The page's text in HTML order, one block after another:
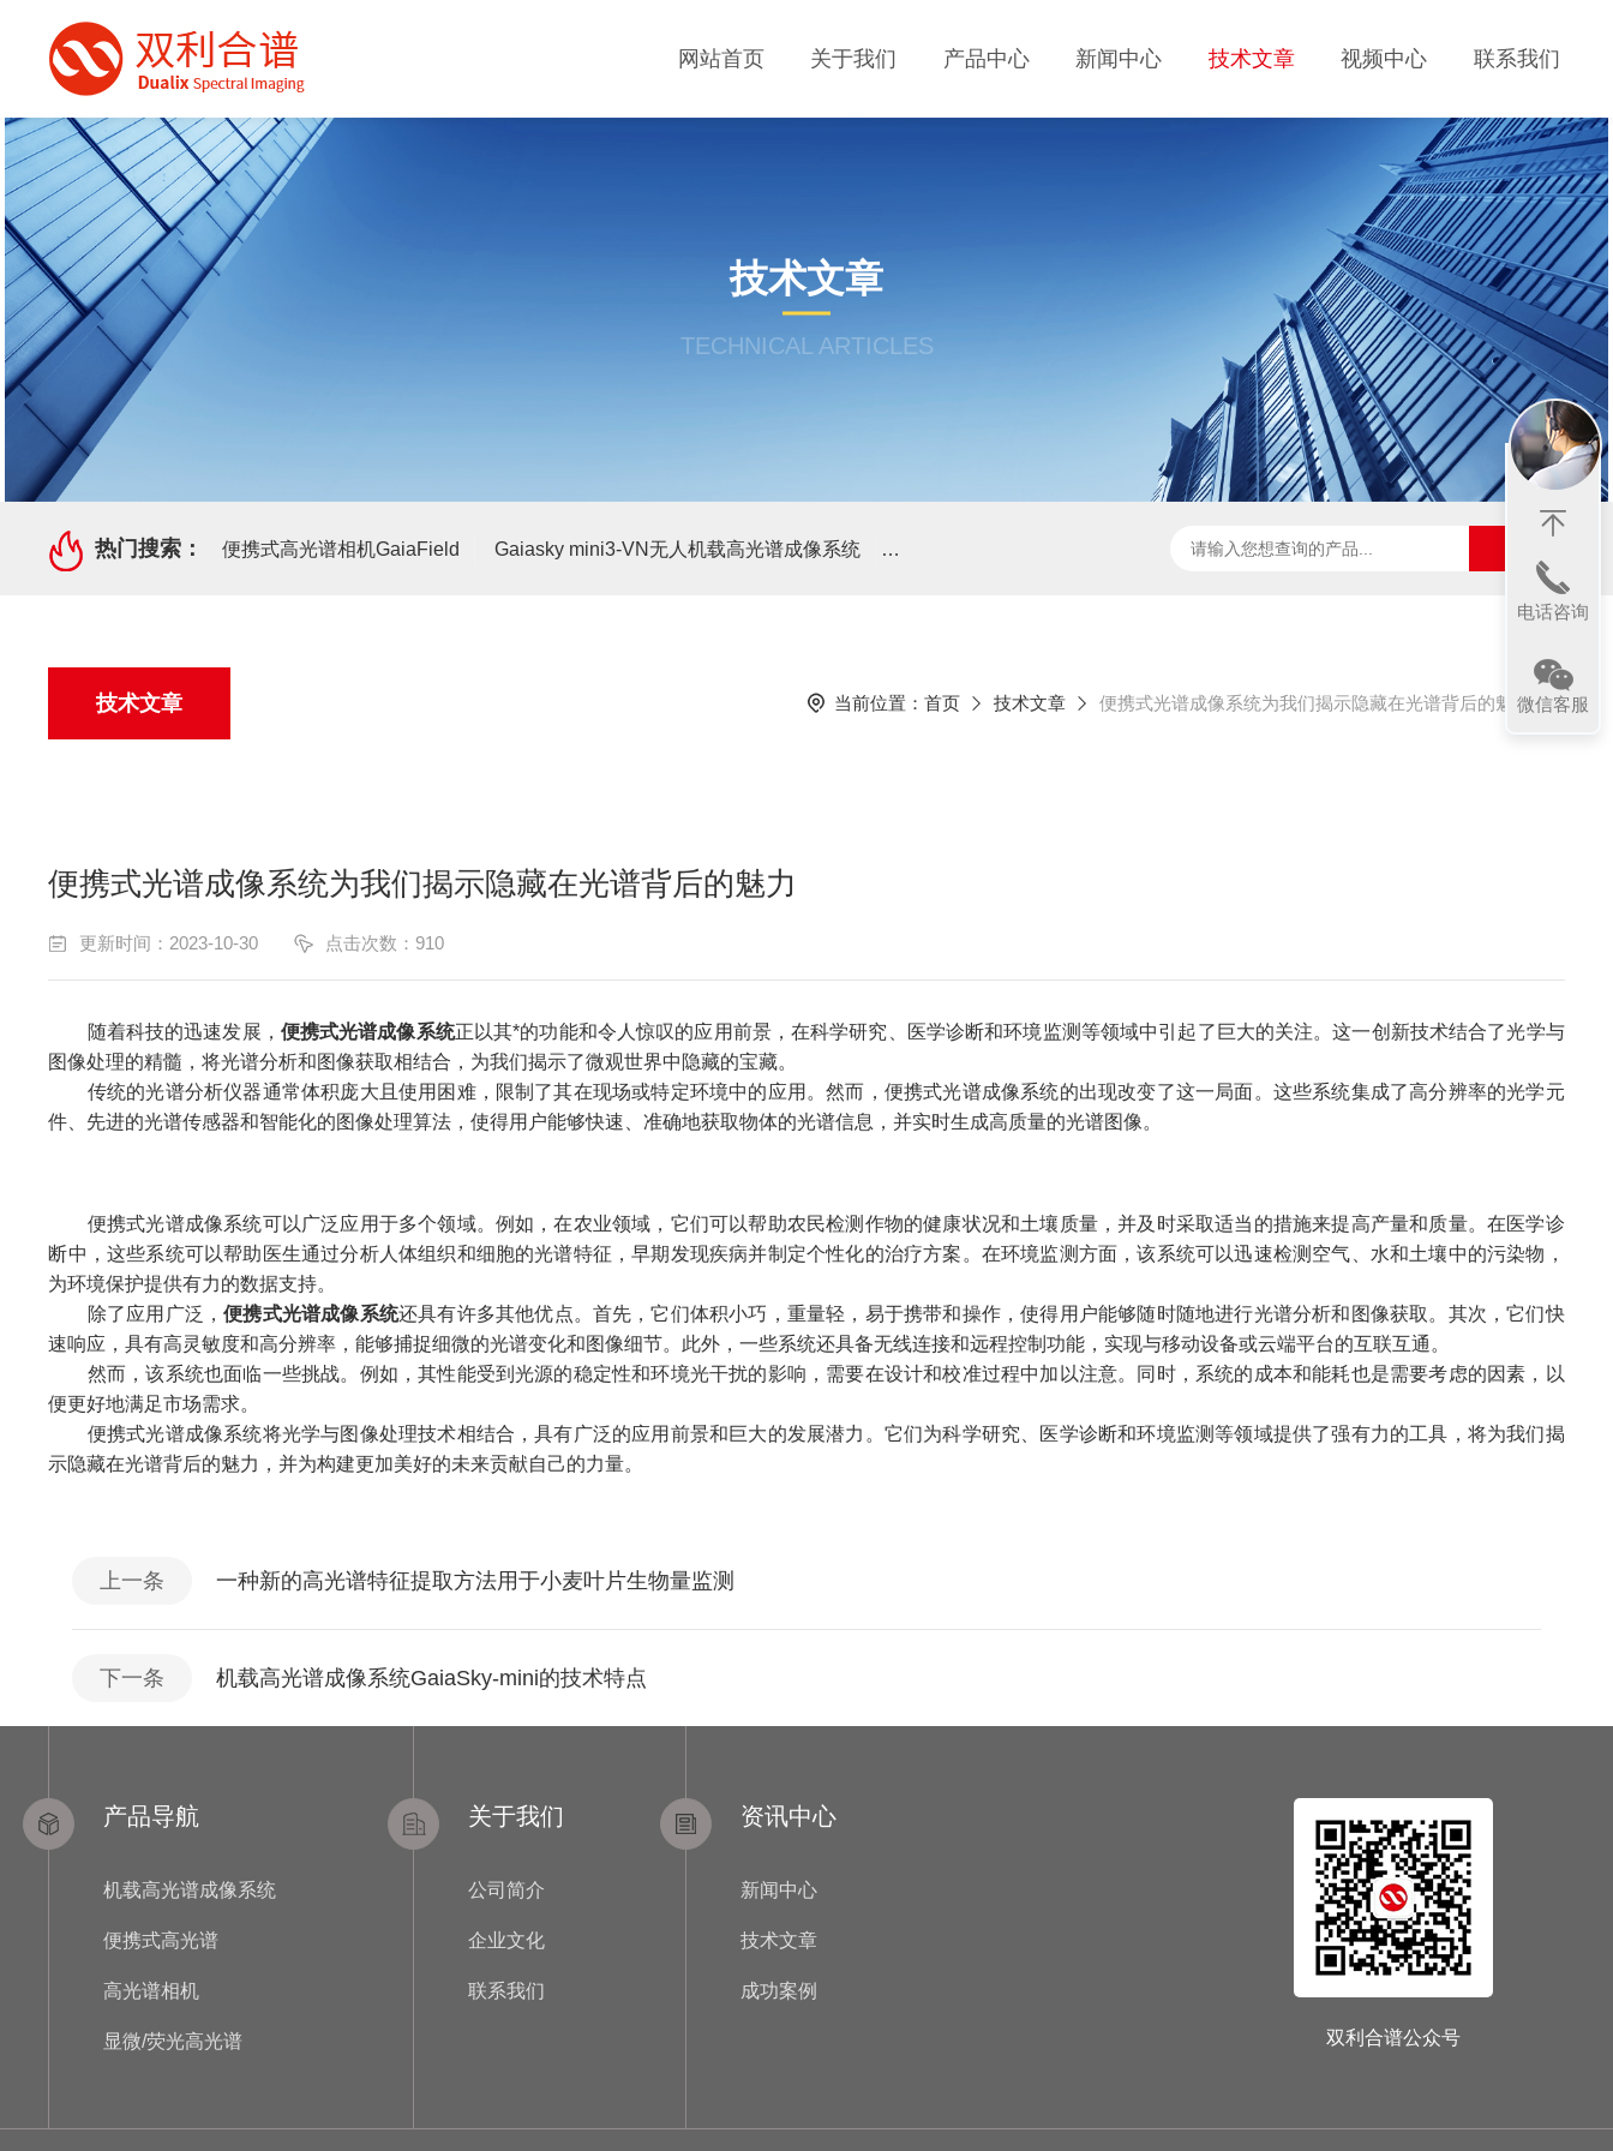
网站首页 关于我们 产品中心 新闻中心 技术文章 视频中心 联系我们
技术文章
TECHNICAL ARTICLES
热门搜索： 便携式高光谱相机GaiaField Gaiasky mini3-VN无人机载高光谱成像系统 高光谱分选仪GaiaSorter 太阳光诱导叶绿素荧光测试系统
技术文章 当前位置： 首页 技术文章 便携式光谱成像系统为我们揭示隐藏在光谱背后的魅力
便携式光谱成像系统为我们揭示隐藏在光谱背后的魅力
更新时间：2023-10-30 点击次数：910
随着科技的迅速发展， 便携式光谱成像系统正以其*的功能和令人惊叹的应用前景，在科学研究、医学诊断和环境监测等领域中引起了巨大的关注。这一创新技术结合了光学与
图像处理的精髓，将光谱分析和图像获取相结合，为我们揭示了微观世界中隐藏的宝藏。
传统的光谱分析仪器通常体积庞大且使用困难，限制了其在现场或特定环境中的应用。然而，便携式光谱成像系统的出现改变了这一局面。这些系统集成了高分辨率的光学元
件、先进的光谱传感器和智能化的图像处理算法，使得用户能够快速、准确地获取物体的光谱信息，并实时生成高质量的光谱图像。
便携式光谱成像系统可以广泛应用于多个领域。例如，在农业领域，它们可以帮助农民检测作物的健康状况和土壤质量，并及时采取适当的措施来提高产量和质量。在医学诊
断中，这些系统可以帮助医生通过分析人体组织和细胞的光谱特征，早期发现疾病并制定个性化的治疗方案。在环境监测方面，该系统可以迅速检测空气、水和土壤中的污染物，
为环境保护提供有力的数据支持。
除了应用广泛，便携式光谱成像系统还具有许多其他优点。首先，它们体积小巧，重量轻，易于携带和操作，使得用户能够随时随地进行光谱分析和图像获取。其次，它们快
速响应，具有高灵敏度和高分辨率，能够捕捉细微的光谱变化和图像细节。此外，一些系统还具备无线连接和远程控制功能，实现与移动设备或云端平台的互联互通。
然而，该系统也面临一些挑战。例如，其性能受到光源的稳定性和环境光干扰的影响，需要在设计和校准过程中加以注意。同时，系统的成本和能耗也是需要考虑的因素，以
便更好地满足市场需求。
便携式光谱成像系统将光学与图像处理技术相结合，具有广泛的应用前景和巨大的发展潜力。它们为科学研究、医学诊断和环境监测等领域提供了强有力的工具，将为我们揭
示隐藏在光谱背后的魅力，并为构建更加美好的未来贡献自己的力量。
上一条 一种新的高光谱特征提取方法用于小麦叶片生物量监测
下一条 机载高光谱成像系统GaiaSky-mini的技术特点
产品导航
机载高光谱成像系统
便携式高光谱
高光谱相机
显微/荧光高光谱
关于我们
公司简介
企业文化
联系我们
资讯中心
新闻中心
技术文章
成功案例
双利合谱公众号
电话咨询
微信客服